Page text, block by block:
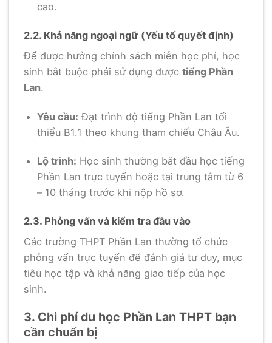
cao.
2.2. Khả năng ngoại ngữ (Yếu tố quyết định)
Để được hưởng chính sách miễn học phí, học
sinh bắt buộc phải sử dụng đượctiếng Phần
Lan.
Yêu cầu: Đạt trình độ tiếng Phần Lan tối
thiểu B1.1 theo khung tham chiếu Châu Âu.
Lộ trình: Học sinh thường bắt đầu học tiếng
Phần Lan trực tuyến hoặc tại trung tâm từ 6
– 10 tháng trước khi nộp hồ sơ.
2.3. Phỏng vấn và kiểm tra đầu vào
Các trường THPT Phần Lan thường tổ chức
phỏng vấn trực tuyến để đánh giá tư duy, mục
tiêu học tập và khả năng giao tiếp của học
sinh.
3. Chi phí du học Phần Lan THPT bạn
cần chuẩn bị